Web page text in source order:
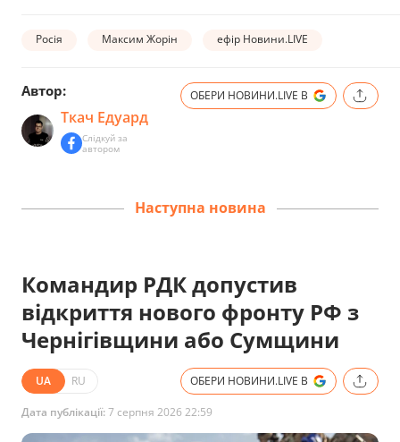
Росія Максим Жорін ефір Новини.LIVE
Автор:
Ткач Едуард
Слідкуй за
автором
ОБЕРИ НОВИНИ.LIVE В
Наступна новина
Командир РДК допустив
відкриття нового фронту РФ з
Чернігівщини або Сумщини
UA RU ОБЕРИ НОВИНИ.LIVE В
Дата публікації:7 серпня 2026 22:59